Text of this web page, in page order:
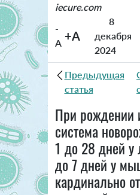
iecure.com
-
A +A
8
декабря
2024
Предыдущая
статья
При рождении
система
1 до 28 дней у
до 7 дней у
кардинально